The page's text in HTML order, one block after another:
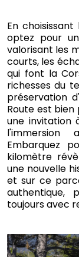
En
optez pour
valorisant les
courts, les
qui font la
richesses du
préservation
Route est bien
une invitation
Embarquez
kilomètre
une nouvelle
et sur ce
authentique,
toujours avec